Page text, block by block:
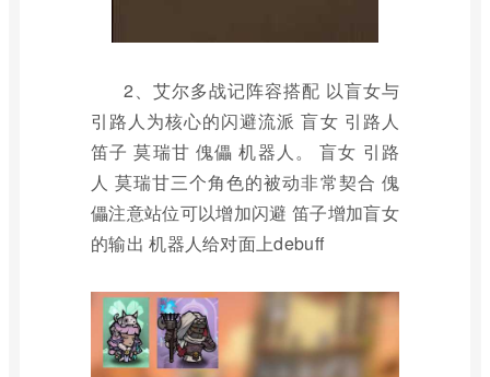
2、艾尔多战记阵容搭配 以盲女与
引路人为核心的闪避流派 盲女 引路人
笛子 莫瑞甘 傀儡 机器人。 盲女 引路
人 莫瑞甘三个角色的被动非常契合 傀
儡注意站位可以增加闪避 笛子增加盲女
的输出 机器人给对面上debuff